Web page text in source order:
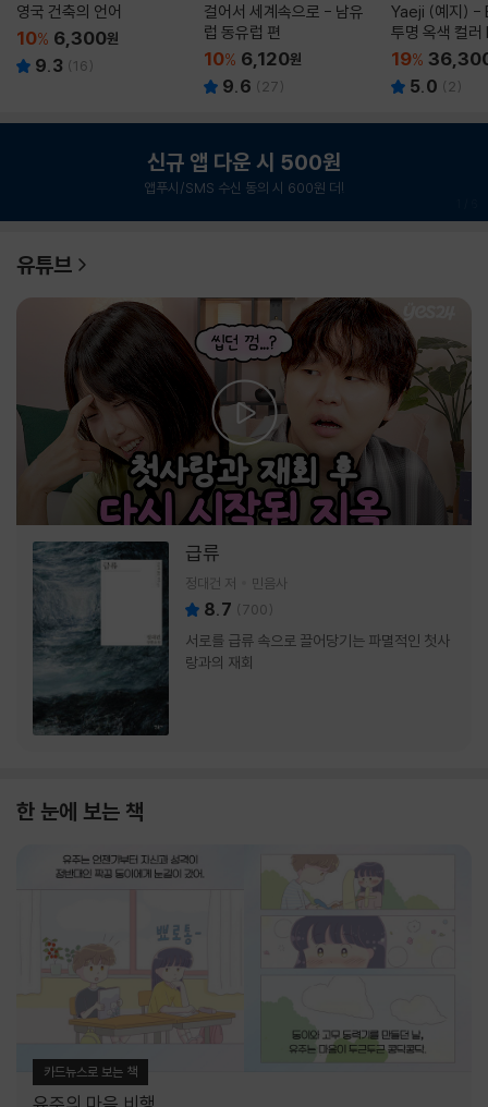
영국 건축의 언어
10% 6,300원
9.3 (16)
걸어서 세계속으로 - 남유
럽 동유럽 편
10% 6,120원
9.6 ( 27)
Yaeji (예지) -
투명 옥색 컬
19%
5.0 ( 2)
신규 앱 다운 시 500원
앱푸시/SMS 수신 동의 시 600원 더!
유튜브
급류
정대건 저 민음사
8.7 (700)
서로를 급류 속으로 끌어당기는 파멸적인 첫사
랑과의 재회
한 눈에 보는 책
카드뉴스로 보는 책